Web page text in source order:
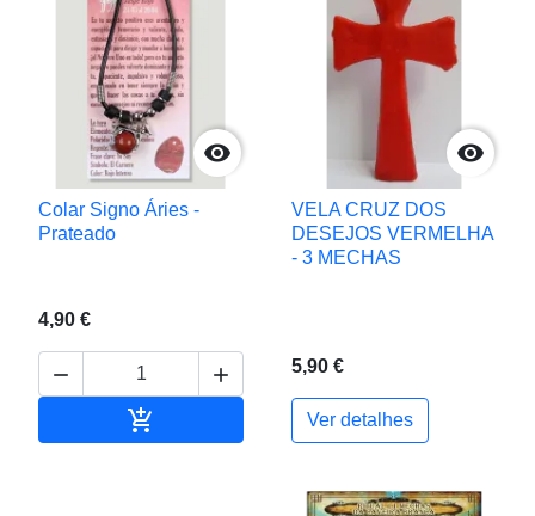

Colar Signo Áries -
Prateado
4,90 €
 
 Adicionar ao carrinho

VELA CRUZ DOS
DESEJOS VERMELHA
- 3 MECHAS
5,90 €
Ver detalhes